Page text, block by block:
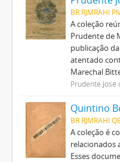
BR RJMRAHI
A coleção
Prudente de
publicação
atentado
Marechal
Prudente
Quintino
BR RJMRAHI
A coleção é
relacionados
Esses